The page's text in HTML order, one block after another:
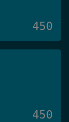
450
450